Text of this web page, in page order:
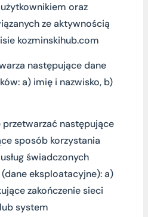
oraz
ze aktywnością
kozminskihub.com
następujące dane
a) imię i nazwisko, b)
następujące
sposób korzystania
świadczonych
eksploatacyjne): a)
zakończenie sieci
system